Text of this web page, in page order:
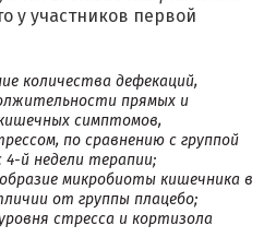
у участников первой
количества дефекаций,
прямых и
симптомов,
по сравнению с группой
4-й недели терапии;
микробиоты кишечника в
от группы плацебо;
стресса и кортизола